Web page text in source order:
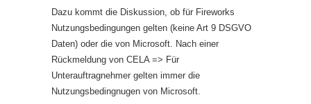
Dazu kommt die Diskussion, ob für Fireworks
Nutzungsbedingungen gelten (keine Art 9 DSGVO
Daten) oder die von Microsoft. Nach einer
Rückmeldung von CELA => Für
Unterauftragnehmer gelten immer die
Nutzungsbedingnugen von Microsoft.